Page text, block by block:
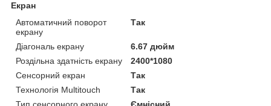
Екран
Автоматичний поворот
екрану
Так
Діагональ екрану
6.67 дюйм
Роздільна здатність екрану
2400*1080
Сенсорний екран
Так
Технологія Multitouch
Так